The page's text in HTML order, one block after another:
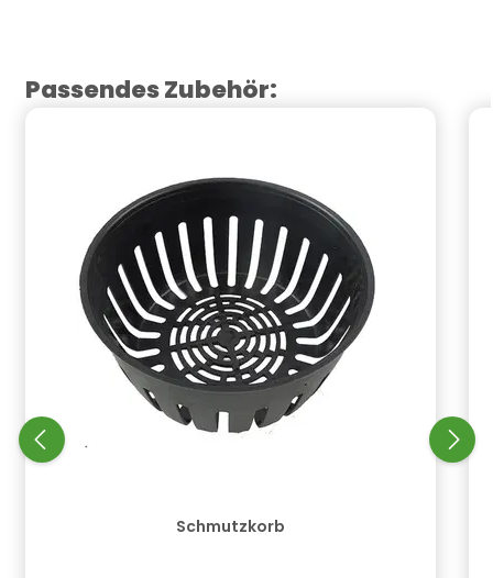
Produktgalerie überspringen
Passendes Zubehör:
Schmutzkorb